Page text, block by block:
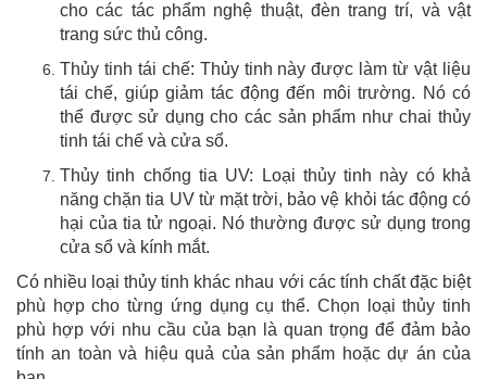
cho các tác phẩm nghệ thuật, đèn trang trí, và vật
trang sức thủ công.
Thủy tinh tái chế: Thủy tinh này được làm từ vật liệu
tái chế, giúp giảm tác động đến môi trường. Nó có
thể được sử dụng cho các sản phẩm như chai thủy
tinh tái chế và cửa sổ.
Thủy tinh chống tia UV: Loại thủy tinh này có khả
năng chặn tia UV từ mặt trời, bảo vệ khỏi tác động có
hại của tia tử ngoại. Nó thường được sử dụng trong
cửa sổ và kính mắt.
Có nhiều loại thủy tinh khác nhau với các tính chất đặc biệt
phù hợp cho từng ứng dụng cụ thể. Chọn loại thủy tinh
phù hợp với nhu cầu của bạn là quan trọng để đảm bảo
tính an toàn và hiệu quả của sản phẩm hoặc dự án của